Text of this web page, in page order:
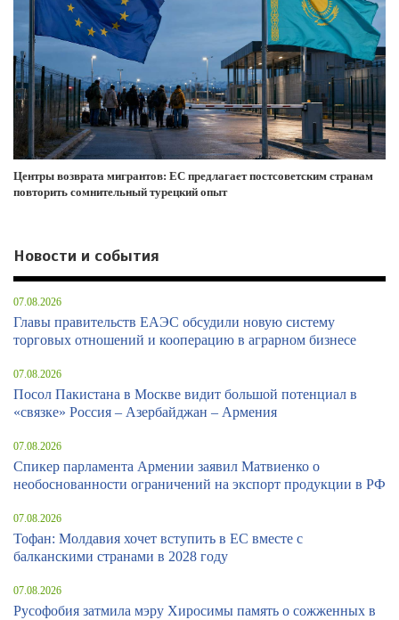
Центры возврата мигрантов: ЕС предлагает постсоветским странам
повторить сомнительный турецкий опыт
Новости и события
07.08.2026
Главы правительств ЕАЭС обсудили новую систему
торговых отношений и кооперацию в аграрном бизнесе
07.08.2026
Посол Пакистана в Москве видит большой потенциал в
«связке» Россия – Азербайджан – Армения
07.08.2026
Спикер парламента Армении заявил Матвиенко о
необоснованности ограничений на экспорт продукции в РФ
07.08.2026
Тофан: Молдавия хочет вступить в ЕС вместе с
балканскими странами в 2028 году
07.08.2026
Русофобия затмила мэру Хиросимы память о сожженных в